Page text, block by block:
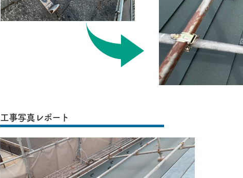
工事写真レポート